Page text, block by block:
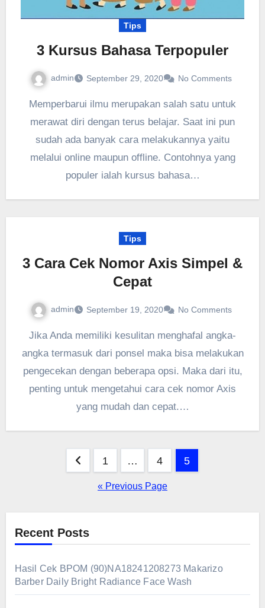
Tips
3 Kursus Bahasa Terpopuler
admin September 29, 2020 No Comments
Memperbarui ilmu merupakan salah satu untuk
merawat diri dengan terus belajar. Saat ini pun
sudah ada banyak cara melakukannya yaitu
melalui online maupun offline. Contohnya yang
populer ialah kursus bahasa…
Tips
3 Cara Cek Nomor Axis Simpel &
Cepat
admin September 19, 2020 No Comments
Jika Anda memiliki kesulitan menghafal angka-
angka termasuk dari ponsel maka bisa melakukan
pengecekan dengan beberapa opsi. Maka dari itu,
penting untuk mengetahui cara cek nomor Axis
yang mudah dan cepat.…
pagination
1 … 4 5
« Previous Page
Recent Posts
Hasil Cek BPOM (90)NA18241208273 Makarizo
Barber Daily Bright Radiance Face Wash